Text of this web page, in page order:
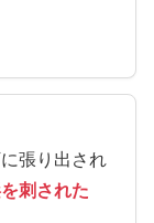
張り出され
刺された